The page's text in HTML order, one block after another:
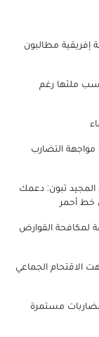
للولايات المتحدة: مواطنو 30 دولة إفريقية مطالبون
ملئها رغم
التضارب
المجيد تبون: دعمك
خط أحمر
لمكافحة القوارض
الاقتحام الجماعي
مستمرة